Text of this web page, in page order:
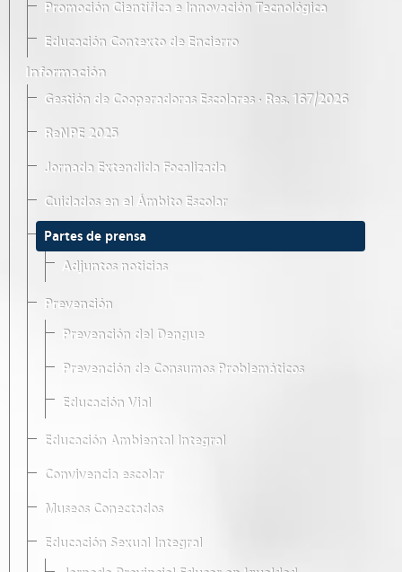
Promoción Científica e Innovación Tecnológica
Educación Contexto de Encierro
Información
Gestión de Cooperadoras Escolares · Res. 167/2026
ReNPE 2025
Jornada Extendida Focalizada
Cuidados en el Ámbito Escolar
Partes de prensa
Adjuntos noticias
Prevención
Prevención del Dengue
Prevención de Consumos Problemáticos
Educación Vial
Educación Ambiental Integral
Convivencia escolar
Museos Conectados
Educación Sexual Integral